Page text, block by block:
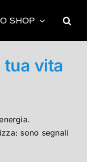
SHOP
tua vita
sono segnali